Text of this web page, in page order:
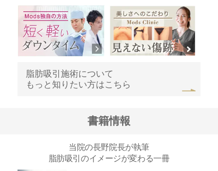
脂肪吸引施術について
もっと知りたい方はこちら
書籍情報
当院の長野院長が執筆
脂肪吸引のイメージが変わる一冊